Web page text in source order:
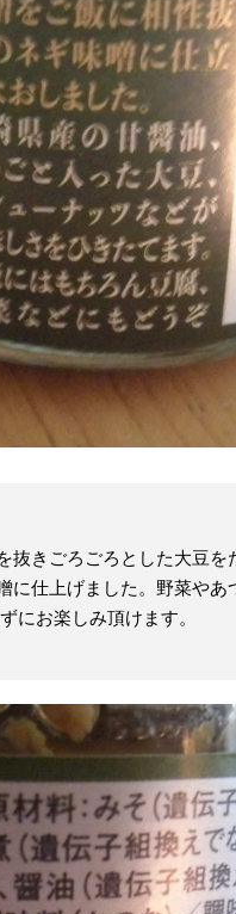
抜きごろごろとした大豆を
に仕上げました。野菜やあ
にお楽しみ頂けます。